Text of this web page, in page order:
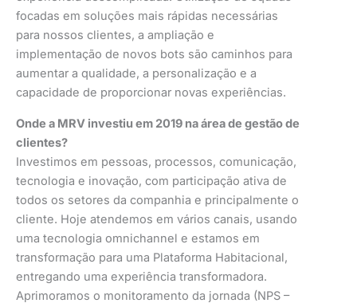
focadas em soluções mais rápidas necessárias
para nossos clientes, a ampliação e
implementação de novos bots são caminhos para
aumentar a qualidade, a personalização e a
capacidade de proporcionar novas experiências.
Onde a MRV investiu em 2019 na área de gestão de
clientes?
Investimos em pessoas, processos, comunicação,
tecnologia e inovação, com participação ativa de
todos os setores da companhia e principalmente o
cliente. Hoje atendemos em vários canais, usando
uma tecnologia omnichannel e estamos em
transformação para uma Plataforma Habitacional,
entregando uma experiência transformadora.
Aprimoramos o monitoramento da jornada (NPS –